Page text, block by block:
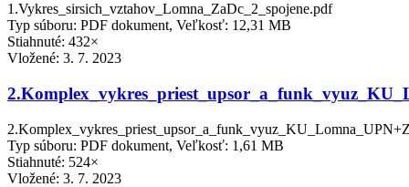
1.Vykres_sirsich_vztahov_Lomna_ZaDc_2_spojene.pdf
Typ súboru: PDF dokument, Veľkosť: 12,31 MB
Stiahnuté: 432×
Vložené: 3. 7. 2023
Typ súboru: PDF dokument, Veľkosť: 1,61 MB
Stiahnuté: 524×
Vložené: 3. 7. 2023